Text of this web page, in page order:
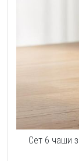
Сет 6 чаши